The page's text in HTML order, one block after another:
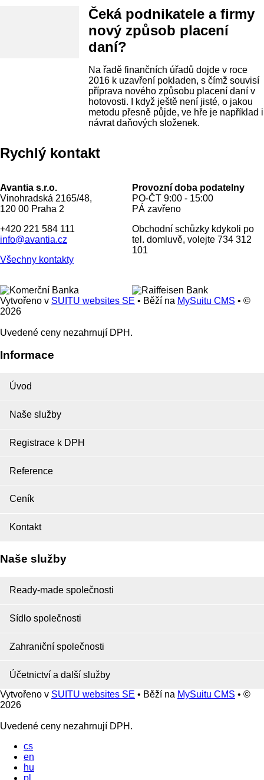
Čeká podnikatele a firmy
nový způsob placení
daní?
Na řadě finančních úřadů dojde v roce
2016 k uzavření pokladen, s čímž souvisí
příprava nového způsobu placení daní v
hotovosti. I když ještě není jisté, o jakou
metodu přesně půjde, ve hře je například i
návrat daňových složenek.
Rychlý kontakt
Avantia s.r.o.
Vinohradská 2165/48,
120 00 Praha 2
+420 221 584 111
info@avantia.cz
Všechny kontakty
Provozní doba podatelny
PO-ČT 9:00 - 15:00
PÁ zavřeno
Obchodní schůzky kdykoli po
tel. domluvě, volejte 734 312
101
Vytvořeno v SUITU websites SE • Běží na MySuitu CMS • ©
2026
Uvedené ceny nezahrnují DPH.
Informace
Úvod
Naše služby
Registrace k DPH
Reference
Ceník
Kontakt
Naše služby
Ready-made společnosti
Sídlo společnosti
Zahraniční společnosti
Účetnictví a další služby
Vytvořeno v SUITU websites SE • Běží na MySuitu CMS • ©
2026
Uvedené ceny nezahrnují DPH.
cs
en
hu